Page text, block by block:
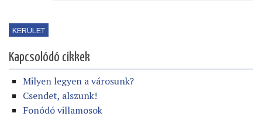
KERÜLET
Kapcsolódó cikkek
Milyen legyen a városunk?
Csendet, alszunk!
Fonódó villamosok